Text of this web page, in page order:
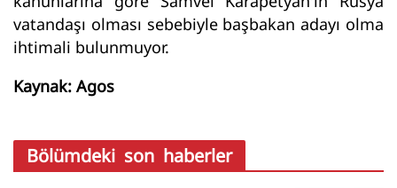
vatandaşı olması sebebiyle başbakan adayı olma
ihtimali bulunmuyor.
Kaynak: Agos
Bölümdeki son haberler